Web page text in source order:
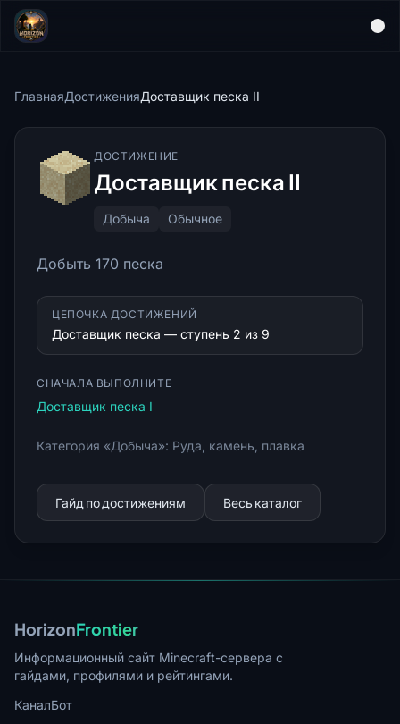
ГлавнаяДостиженияДоставщик песка II
ДОСТИЖЕНИЕ
Доставщик песка II
Добыча Обычное
Добыть 170 песка
ЦЕПОЧКА ДОСТИЖЕНИЙ
Доставщик песка — ступень 2 из 9
СНАЧАЛА ВЫПОЛНИТЕ
Доставщик песка I
Категория «Добыча»: Руда, камень, плавка
Гайд по достижениям Весь каталог
HorizonFrontier
Информационный сайт Minecraft-сервера с
гайдами, профилями и рейтингами.
КаналБот